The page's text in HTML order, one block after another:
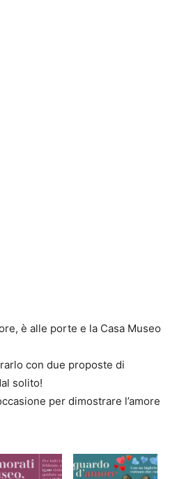
, è alle porte e la Casa Museo
con due proposte di
solito!
per dimostrare l’amore